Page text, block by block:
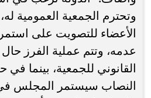
وتحترم الجمعية العمومية
الأعضاء للتصويت على
عدمه، وتتم عملية الفرز
القانوني للجمعية، بينما
النصاب سيستمر المجلس